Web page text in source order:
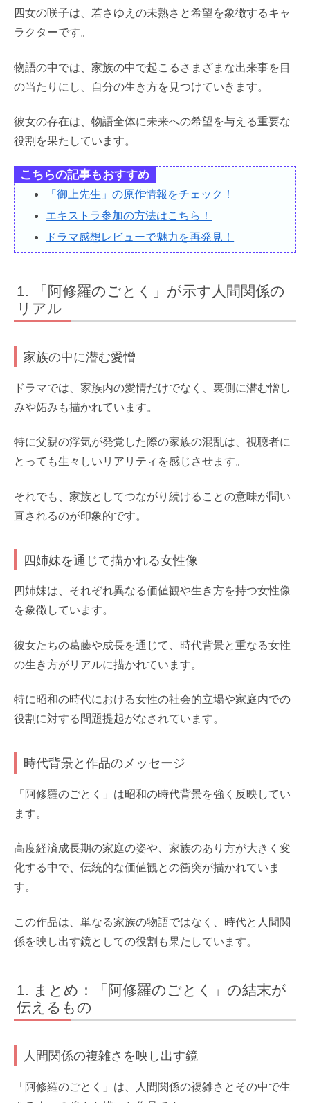
四女の咲子は、若さゆえの未熟さと希望を象徴するキャ
ラクターです。
物語の中では、家族の中で起こるさまざまな出来事を目
の当たりにし、自分の生き方を見つけていきます。
彼女の存在は、物語全体に未来への希望を与える重要な
役割を果たしています。
こちらの記事もおすすめ
「御上先生」の原作情報をチェック！
エキストラ参加の方法はこちら！
ドラマ感想レビューで魅力を再発見！
「阿修羅のごとく」が示す人間関係の
リアル
家族の中に潜む愛憎
ドラマでは、家族内の愛情だけでなく、裏側に潜む憎し
みや妬みも描かれています。
特に父親の浮気が発覚した際の家族の混乱は、視聴者に
とっても生々しいリアリティを感じさせます。
それでも、家族としてつながり続けることの意味が問い
直されるのが印象的です。
四姉妹を通じて描かれる女性像
四姉妹は、それぞれ異なる価値観や生き方を持つ女性像
を象徴しています。
彼女たちの葛藤や成長を通じて、時代背景と重なる女性
の生き方がリアルに描かれています。
特に昭和の時代における女性の社会的立場や家庭内での
役割に対する問題提起がなされています。
時代背景と作品のメッセージ
「阿修羅のごとく」は昭和の時代背景を強く反映してい
ます。
高度経済成長期の家庭の姿や、家族のあり方が大きく変
化する中で、伝統的な価値観との衝突が描かれていま
す。
この作品は、単なる家族の物語ではなく、時代と人間関
係を映し出す鏡としての役割も果たしています。
まとめ：「阿修羅のごとく」の結末が
伝えるもの
人間関係の複雑さを映し出す鏡
「阿修羅のごとく」は、人間関係の複雑さとその中で生